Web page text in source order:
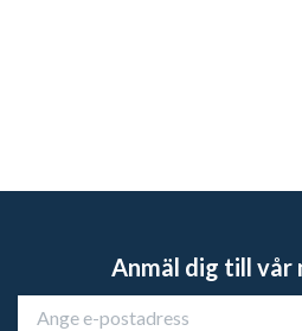
Anmäl dig till vår